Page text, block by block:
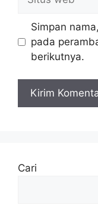
web
Simpan
pada
berikutnya.
Cari